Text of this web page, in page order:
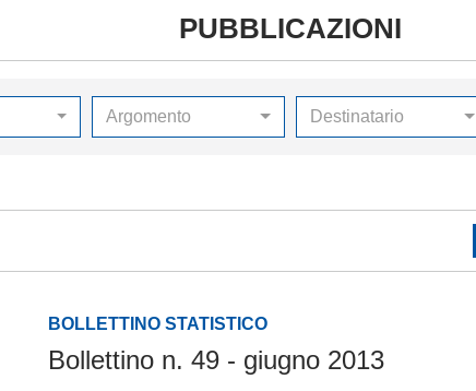
PUBBLICAZIONI
Argomento Destinatario
BOLLETTINO STATISTICO
Bollettino n. 49 - giugno 2013